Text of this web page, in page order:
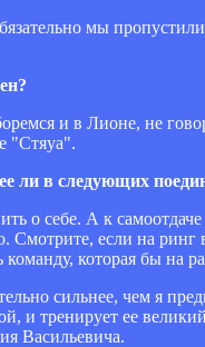
мы
и в Лионе, не
"Стяуа".
ли в следующих
о себе. А к
Смотрите, если на
команду, которая бы
сильнее, чем я
и тренирует ее
Васильевича.